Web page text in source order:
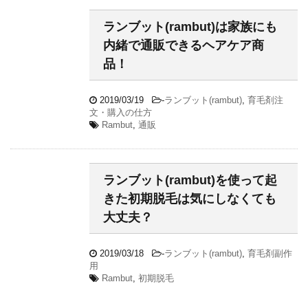
ランブット(rambut)は家族にも
内緒で通販できるヘアケア商
品！
2019/03/19 -ランブット(rambut) 育毛剤注
文・購入の仕方
Rambut 通販
ランブット(rambut)を使って起
きた初期脱毛は気にしなくても
大丈夫？
2019/03/18 -ランブット(rambut) 育毛剤副作
用
Rambut 初期脱毛